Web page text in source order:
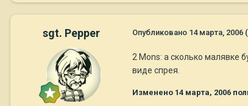
sgt. Pepper Опубликовано 14 марта, 2006
2 Mons: а сколько малявке
виде спрея.
Изменено 14 марта, 2006